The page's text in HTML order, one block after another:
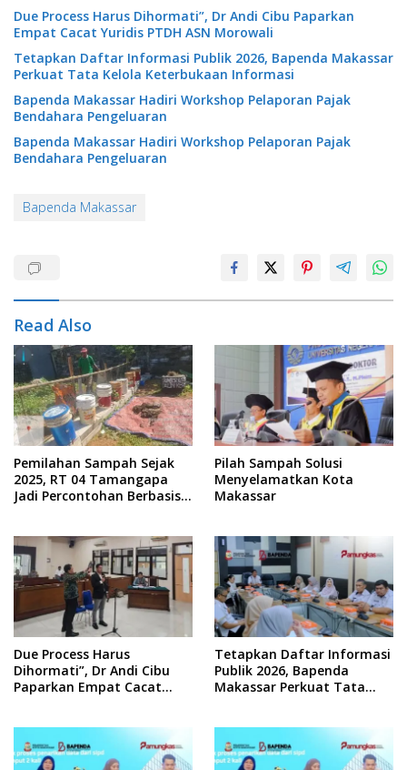
Due Process Harus Dihormati”, Dr Andi Cibu Paparkan
Empat Cacat Yuridis PTDH ASN Morowali
Tetapkan Daftar Informasi Publik 2026, Bapenda Makassar
Perkuat Tata Kelola Keterbukaan Informasi
Bapenda Makassar Hadiri Workshop Pelaporan Pajak
Bendahara Pengeluaran
Bapenda Makassar Hadiri Workshop Pelaporan Pajak
Bendahara Pengeluaran
Bapenda Makassar
Read Also
Pemilahan Sampah Sejak
2025, RT 04 Tamangapa
Jadi Percontohan Berbasis
Pilah Sampah Solusi
Menyelamatkan Kota
Makassar
Due Process Harus
Dihormati”, Dr Andi Cibu
Paparkan Empat Cacat
Tetapkan Daftar Informasi
Publik 2026, Bapenda
Makassar Perkuat Tata